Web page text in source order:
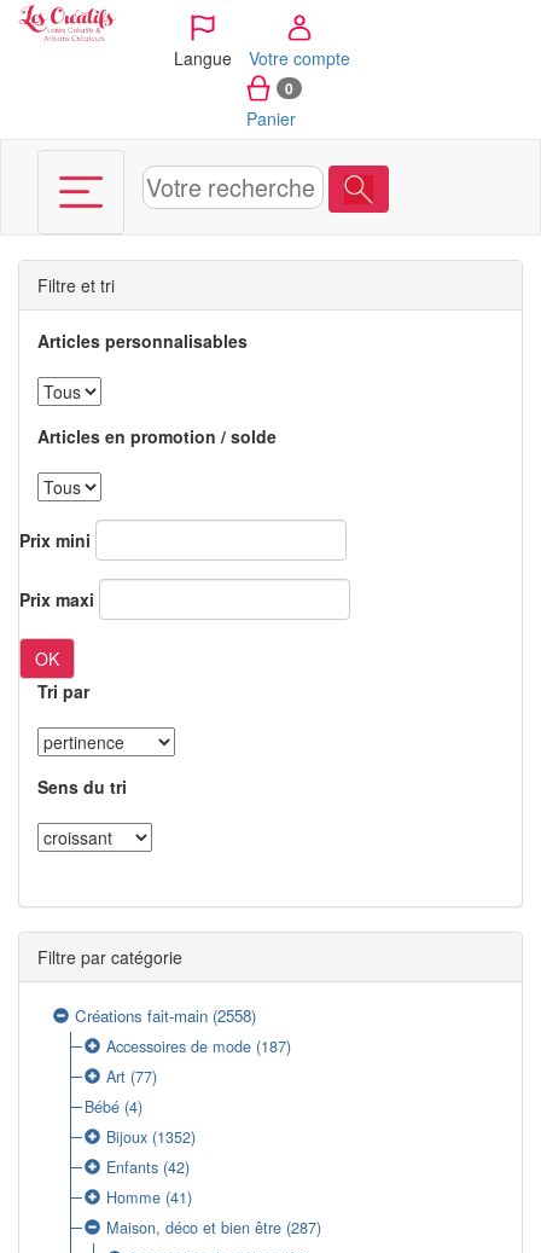
Langue Votre compte
0
Panier
Filtre et tri
Articles personnalisables
Articles en promotion / solde
Prix mini
Prix maxi
OK
Tri par
Sens du tri
Filtre par catégorie
Créations fait-main (2558)
Accessoires de mode (187)
Art (77)
Bébé (4)
Bijoux (1352)
Enfants (42)
Homme (41)
Maison, déco et bien être (287)
Panneau de gestion des cookies